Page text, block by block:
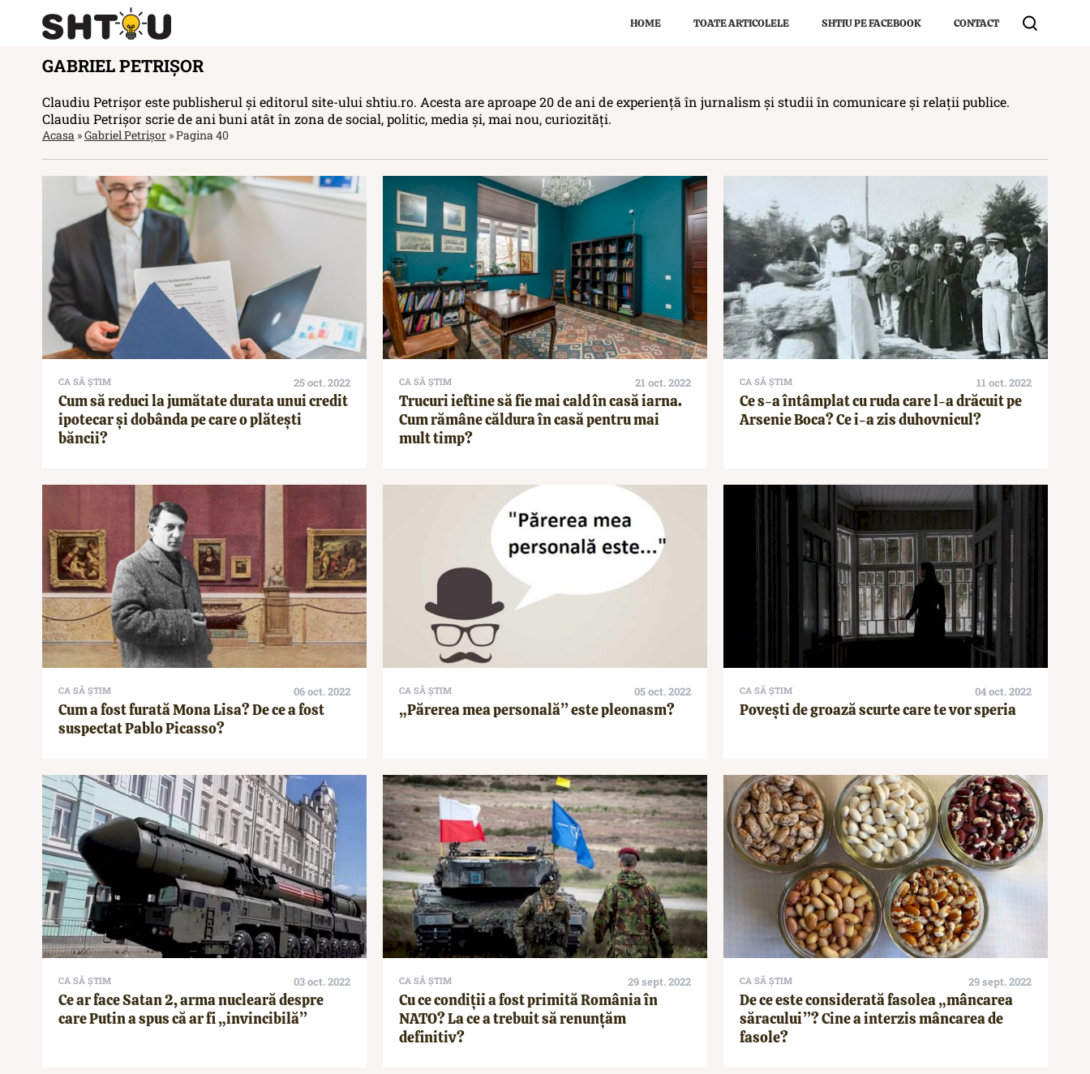
HOME TOATE ARTICOLELE SHTIU PE FACEBOOK CONTACT
GABRIEL PETRIȘOR
Claudiu Petrișor este publisherul și editorul site-ului shtiu.ro. Acesta are aproape 20 de ani de experiență în jurnalism și studii în comunicare și relații publice.
Claudiu Petrișor scrie de ani buni atât în zona de social, politic, media și, mai nou, curiozități.
Acasa »Gabriel Petrișor »Pagina 40
CA SĂ ȘTIM 25 oct. 2022
Cum să reduci la jumătate durata unui credit
ipotecar și dobânda pe care o plătești
băncii?
CA SĂ ȘTIM 21 oct. 2022
Trucuri ieftine să fie mai cald în casă iarna.
Cum rămâne căldura în casă pentru mai
mult timp?
CA SĂ ȘTIM 11 oct. 2022
Ce s-a întâmplat cu ruda care l-a drăcuit pe
Arsenie Boca? Ce i-a zis duhovnicul?
CA SĂ ȘTIM 06 oct. 2022
Cum a fost furată Mona Lisa? De ce a fost
suspectat Pablo Picasso?
CA SĂ ȘTIM 05 oct. 2022
„Părerea mea personală” este pleonasm?
CA SĂ ȘTIM 04 oct. 2022
Povești de groază scurte care te vor speria
CA SĂ ȘTIM 03 oct. 2022
Ce ar face Satan 2, arma nucleară despre
care Putin a spus că ar fi „invincibilă”
CA SĂ ȘTIM 29 sept. 2022
Cu ce condiții a fost primită România în
NATO? La ce a trebuit să renunțăm
definitiv?
CA SĂ ȘTIM 29 sept. 2022
De ce este considerată fasolea „mâncarea
săracului”? Cine a interzis mâncarea de
fasole?